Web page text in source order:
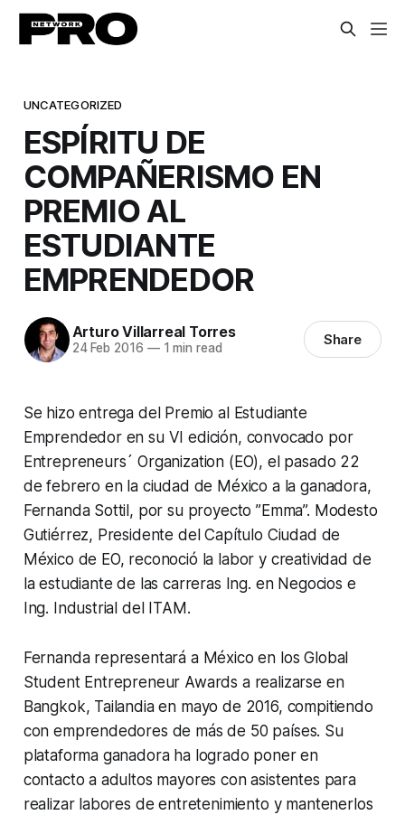
UNCATEGORIZED
ESPÍRITU DE
COMPAÑERISMO EN
PREMIO AL
ESTUDIANTE
EMPRENDEDOR
Arturo Villarreal Torres
24 Feb 2016 —1 min read Share
Se hizo entrega del Premio al Estudiante
Emprendedor en su VI edición, convocado por
Entrepreneurs´ Organization (EO), el pasado 22
de febrero en la ciudad de México a la ganadora,
Fernanda Sottil, por su proyecto ”Emma”. Modesto
Gutiérrez, Presidente del Capítulo Ciudad de
México de EO, reconoció la labor y creatividad de
la estudiante de las carreras Ing. en Negocios e
Ing. Industrial del ITAM.
Fernanda representará a México en los Global
Student Entrepreneur Awards a realizarse en
Bangkok, Tailandia en mayo de 2016, compitiendo
con emprendedores de más de 50 países. Su
plataforma ganadora ha logrado poner en
contacto a adultos mayores con asistentes para
realizar labores de entretenimiento y mantenerlos